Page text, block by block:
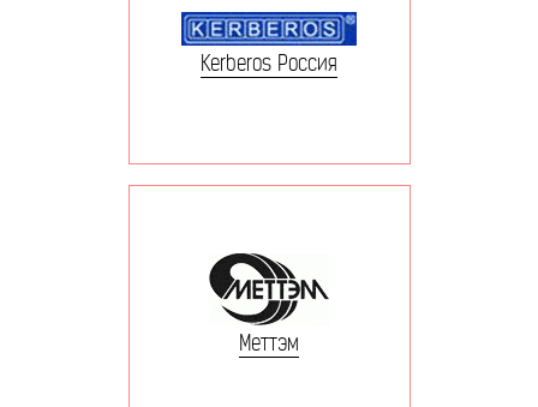
Kerberos Россия
Меттэм